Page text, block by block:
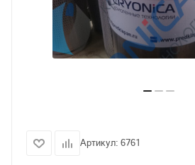
Артикул: 6761